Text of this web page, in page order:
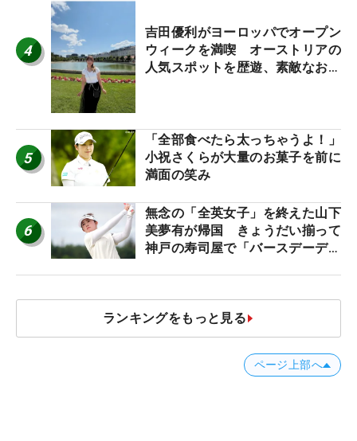
4
吉田優利がヨーロッパでオープン
ウィークを満喫 オーストリアの
人気スポットを歴遊、素敵なお土
5
「全部食べたら太っちゃうよ！」
小祝さくらが大量のお菓子を前に
満面の笑み
6
無念の「全英女子」を終えた山下
美夢有が帰国 きょうだい揃って
神戸の寿司屋で「バースデーディ
ランキングをもっと見る
ページ上部へ